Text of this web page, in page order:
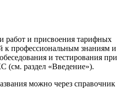
работ и присвоения тарифных
к профессиональным знаниям и
и тестирования при
(см. раздел «Введение»).
можно через справочник